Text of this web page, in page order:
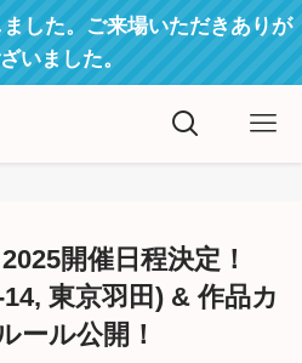
した。ご来場いただきありが
いました。
開催日程決定！
東京羽田) & 作品カ
ール公開！